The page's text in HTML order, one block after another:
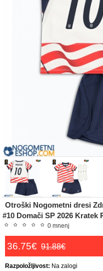
Otroški Nogometni dresi
#10 Domači SP 2026 Kratek
0 mnenj
36.75€ 91.88€
Razpoložljivost: Na zalogi